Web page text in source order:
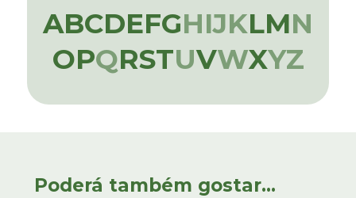
ABCDEFGHIJKLMN
OPQRSTUVWXYZ
Poderá também gostar...